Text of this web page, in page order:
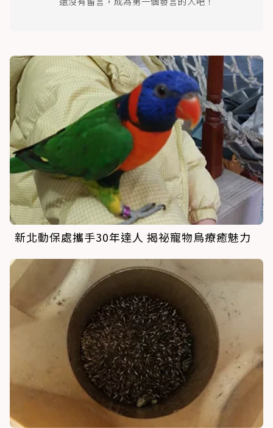
新北動保處攜手30年達人 揭祕寵物鳥療癒魅力